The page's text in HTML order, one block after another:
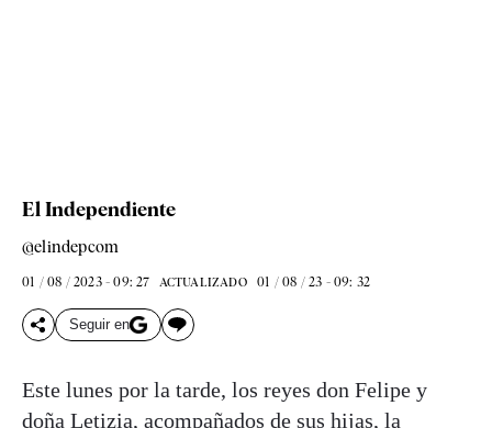
El Independiente
@elindepcom
01 / 08 / 2023 - 09: 27 ACTUALIZADO 01 / 08 / 23 - 09: 32
Seguir en
Este lunes por la tarde, los reyes don Felipe y
doña Letizia, acompañados de sus hijas, la